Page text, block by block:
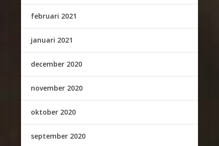
februari 2021
januari 2021
december 2020
november 2020
oktober 2020
september 2020